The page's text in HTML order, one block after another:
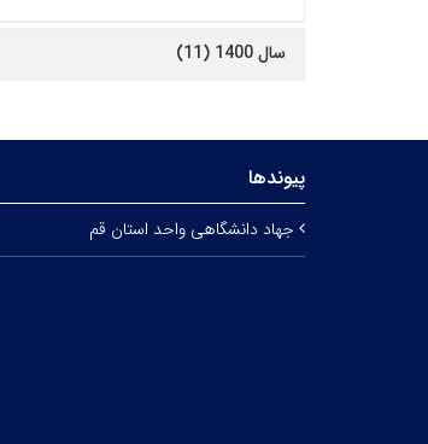
سال 1400 (11)
پیوندها
جهاد دانشگاهی واحد استان قم